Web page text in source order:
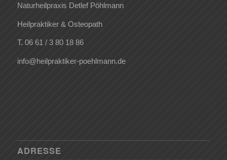
Naturheilpraxis Detlef Pöhlmann
Heilpraktiker & Osteopath
T. 06 61 / 3 80 18 86
info@heilpraktiker-poehlmann.de
ADRESSE